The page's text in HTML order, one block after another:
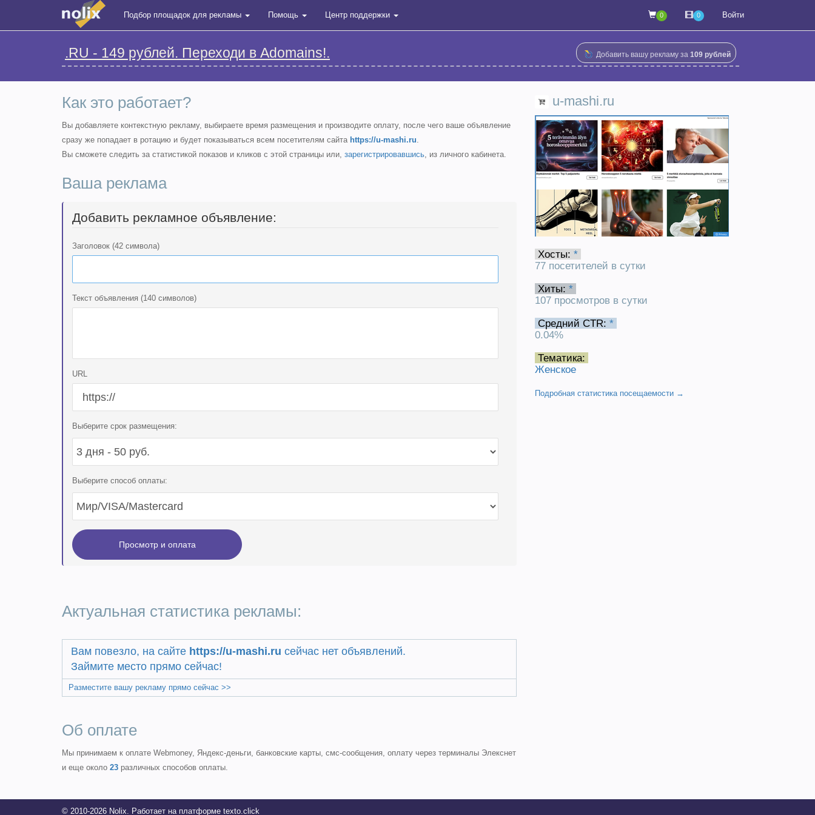
Подбор площадок для рекламы Помощь Центр поддержки 0 0 Войти
.RU - 149 рублей. Переходи в Adomains!. Добавить вашу рекламу за109 рублей
Как это работает?
Вы добавляете контекстную рекламу, выбираете время размещения и производите оплату, после чего ваше объявление
сразу же попадает в ротацию и будет показываться всем посетителям сайта https://u-mashi.ru.
Вы сможете следить за статистикой показов и кликов с этой страницы или, зарегистрировавшись, из личного кабинета.
Ваша реклама
Добавить рекламное объявление:
Заголовок (42 символа)
Текст объявления (140 символов)
URL
Выберите срок размещения:
Выберите способ оплаты:
Актуальная статистика рекламы:
Вам повезло, на сайте https://u-mashi.ru сейчас нет объявлений.
Займите место прямо сейчас!
Разместите вашу рекламу прямо сейчас >>
Об оплате
Мы принимаем к оплате Webmoney, Яндекс-деньги, банковские карты, смс-сообщения, оплату через терминалы Элекснет
и еще около 23 различных способов оплаты.
u-mashi.ru
Хосты: *
77 посетителей в сутки
Хиты: *
107 просмотров в сутки
Средний CTR: *
0.04%
Тематика:
Женское
Подробная статистика посещаемости →
© 2010-2026 Nolix. Работает на платформе texto.click